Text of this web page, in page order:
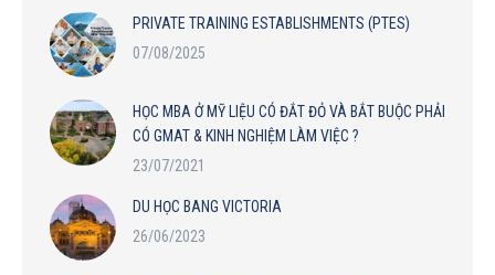
PRIVATE TRAINING ESTABLISHMENTS (PTES)
07/08/2025
HỌC MBA Ở MỸ LIỆU CÓ ĐẮT ĐỎ VÀ BẮT BUỘC PHẢI
CÓ GMAT & KINH NGHIỆM LÀM VIỆC ?
23/07/2021
DU HỌC BANG VICTORIA
26/06/2023